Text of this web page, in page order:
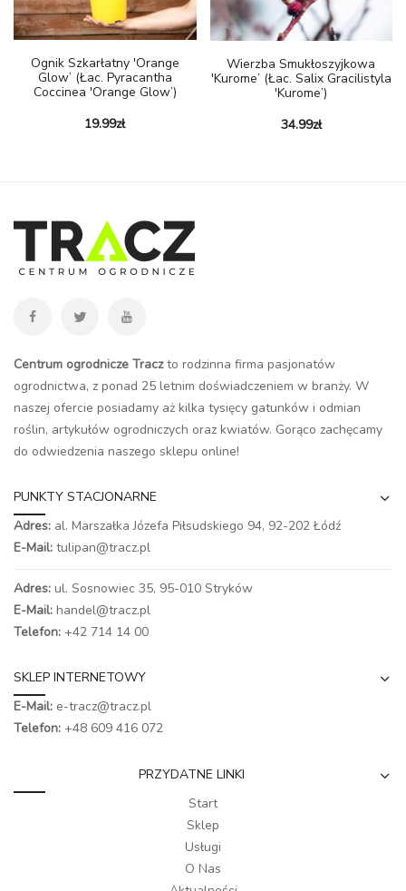
Ognik Szkarłatny 'Orange
Glow’ (łac. Pyracantha
Coccinea 'Orange Glow’)
19.99zł
Wierzba Smukłoszyjkowa
'Kurome’ (łac. Salix Gracilistyla
'Kurome’)
34.99zł
Centrum ogrodnicze Traczto rodzinna firma pasjonatów
ogrodnictwa, z ponad 25 letnim doświadczeniem w branży. W
naszej ofercie posiadamy aż kilka tysięcy gatunków i odmian
roślin, artykułów ogrodniczych oraz kwiatów. Gorąco zachęcamy
do odwiedzenia naszego sklepu online!
PUNKTY STACJONARNE
Adres: al. Marszałka Józefa Piłsudskiego 94, 92-202 Łódź
E-Mail: tulipan@tracz.pl
Adres: ul. Sosnowiec 35, 95-010 Stryków
E-Mail: handel@tracz.pl
Telefon: +42 714 14 00
SKLEP INTERNETOWY
E-Mail: e-tracz@tracz.pl
Telefon: +48 609 416 072
PRZYDATNE LINKI
Start
Sklep
Usługi
O Nas